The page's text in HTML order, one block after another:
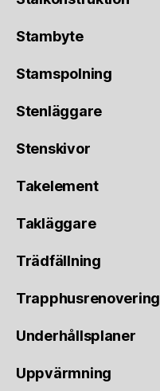
Stambyte
Stamspolning
Stenläggare
Stenskivor
Takelement
Takläggare
Trädfällning
Trapphusrenovering
Underhållsplaner
Uppvärmning